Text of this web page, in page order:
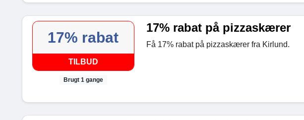
17% rabat
TILBUD
Brugt 1 gange
17% rabat på pizzaskærer
Få 17% rabat på pizzaskærer fra Kirlund.